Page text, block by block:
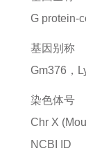
G protein-
基因别称
Gm376，
染色体号
Chr X
NCBI ID